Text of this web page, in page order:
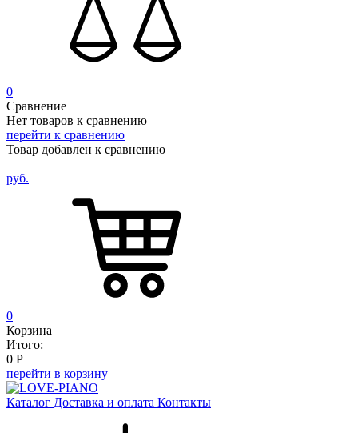
0
Сравнение
Нет товаров к сравнению
перейти к сравнению
Товар добавлен к сравнению
руб.
0
Корзина
Итого:
0 Р
перейти в корзину
Каталог Доставка и оплата Контакты